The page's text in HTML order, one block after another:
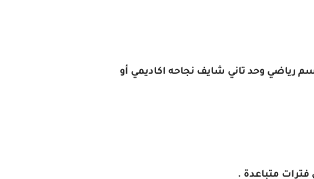
وحد تاني شايف نجاحه اكاديمي أو
متباعدة .